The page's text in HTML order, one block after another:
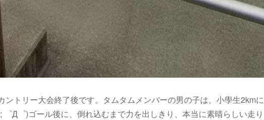
トリー大会終了後です。タムタムメンバーの男の子は、小學生2kmに
Д゜)ゴール後に、倒れ込むまで力を出しきり、本当に素晴らしい走り